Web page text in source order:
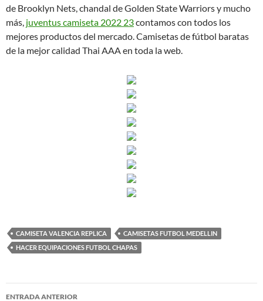
de Brooklyn Nets, chandal de Golden State Warriors y mucho
más, juventus camiseta 2022 23contamos con todos los
mejores productos del mercado. Camisetas de fútbol baratas
de la mejor calidad Thai AAA en toda la web.
CAMISETA VALENCIA REPLICA
CAMISETAS FUTBOL MEDELLIN
HACER EQUIPACIONES FUTBOL CHAPAS
Navegación
ENTRADA ANTERIOR